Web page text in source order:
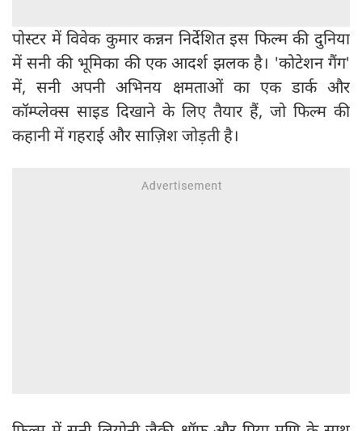
पोस्टर में विवेक कुमार कन्नन निर्देशित इस फिल्म की दुनिया
में सनी की भूमिका की एक आदर्श झलक है। 'कोटेशन गैंग'
में, सनी अपनी अभिनय क्षमताओं का एक डार्क और
कॉम्प्लेक्स साइड दिखाने के लिए तैयार हैं, जो फिल्म की
कहानी में गहराई और साज़िश जोड़ती है।